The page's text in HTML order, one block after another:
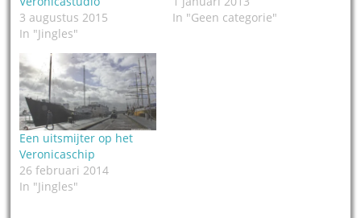
3 augustus 2015
In "Jingles"
In "Geen categorie"
Een uitsmijter op het
Veronicaschip
26 februari 2014
In "Jingles"